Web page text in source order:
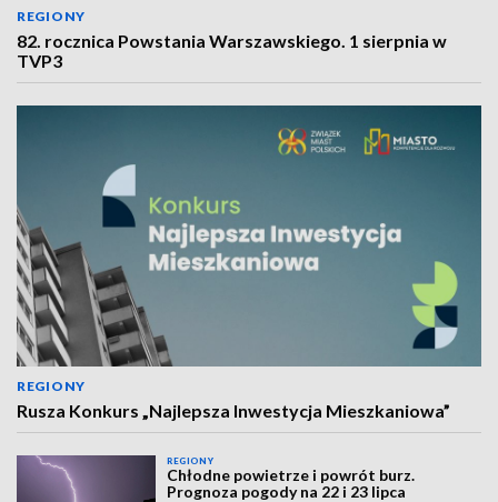
REGIONY
82. rocznica Powstania Warszawskiego. 1 sierpnia w
TVP3
REGIONY
Rusza Konkurs „Najlepsza Inwestycja Mieszkaniowa”
REGIONY
Chłodne powietrze i powrót burz.
Prognoza pogody na 22 i 23 lipca